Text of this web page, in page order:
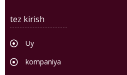
tez kirish
Uy
kompaniya